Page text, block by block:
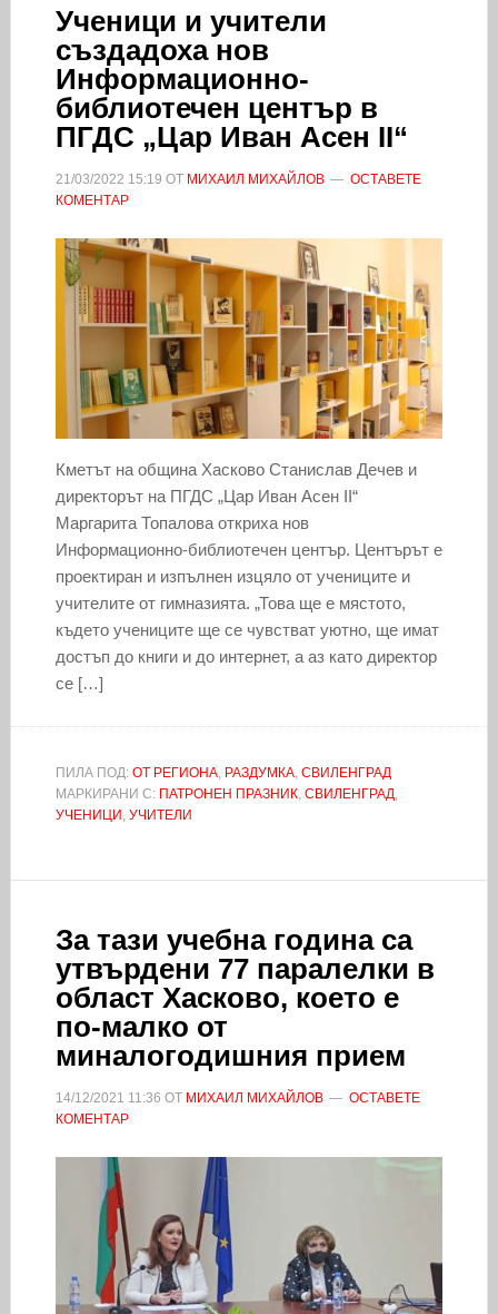
Ученици и учители
създадоха нов
Информационно-
библиотечен център в
ПГДС „Цар Иван Асен II“
21/03/2022 15:19 ОТ МИХАИЛ МИХАЙЛОВ
ОСТАВЕТЕ
КОМЕНТАР
Кметът на община Хасково Станислав Дечев и
директорът на ПГДС „Цар Иван Асен II“
Маргарита Топалова откриха нов
Информационно-библиотечен център. Центърът е
проектиран и изпълнен изцяло от учениците и
учителите от гимназията. „Това ще е мястото,
където учениците ще се чувстват уютно, ще имат
достъп до книги и до интернет, а аз като директор
се […]
ПИЛА ПОД: ОТ РЕГИОНА, РАЗДУМКА, СВИЛЕНГРАД
МАРКИРАНИ С: ПАТРОНЕН ПРАЗНИК, СВИЛЕНГРАД,
УЧЕНИЦИ , УЧИТЕЛИ
За тази учебна година са
утвърдени 77 паралелки в
област Хасково, което е
по-малко от
миналогодишния прием
14/12/2021 11:36 ОТ МИХАИЛ МИХАЙЛОВ
ОСТАВЕТЕ
КОМЕНТАР